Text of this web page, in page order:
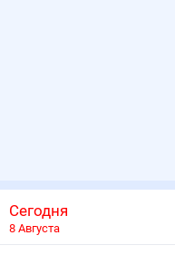
Сегодня
8 Августа